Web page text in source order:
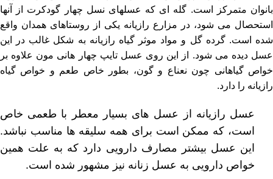
بانوان متمرکز است. گله ای که عسلهای نسل چهار گودکرت از آنها
استحصال می شود، در مزارع رازیانه یکی از روستاهای همدان واقع
شده است. گرده گل و مواد موثر گیاه رازیانه به شکل غالب در این
عسل دیده می شود. از این روی عسل تایپ چهار هانی مون علاوه بر
خواص گیاهانی چون نعناع و گون، بطور خاص طعم و خواص گیاه
رازیانه را دارد.
عسل رازیانه از عسل های بسیار معطر با طعمی خاص
است، که ممکن است برای همه سلیقه ها مناسب نباشد.
این عسل بیشتر مصارف دارویی دارد که به علت همین
خواص دارویی به عسل زنانه نیز مشهور شده است.